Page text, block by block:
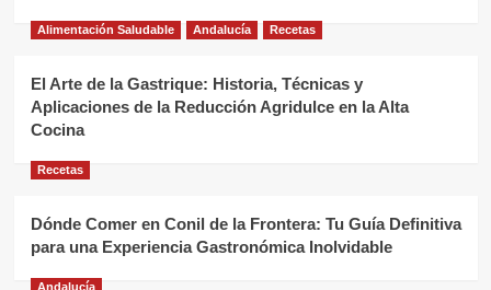
Alimentación Saludable Andalucía Recetas
El Arte de la Gastrique: Historia, Técnicas y
Aplicaciones de la Reducción Agridulce en la Alta
Cocina
Recetas
Dónde Comer en Conil de la Frontera: Tu Guía Definitiva
para una Experiencia Gastronómica Inolvidable
Andalucía